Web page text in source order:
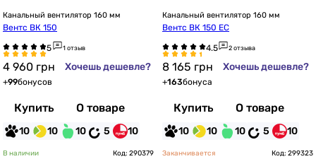
Канальный вентилятор 160 мм
Вентс ВК 150
1 отзыв
4 960 грн Хочешь дешевле?
+99бонусов
Купить О товаре
10 10 10 5 10
Канальный вентилятор 160 мм
Вентс ВК 150 ЕС
2 отзыва
8 165 грн Хочешь дешевле?
+163бонуса
Купить О товаре
10 10 10 5 10
В наличии Код: 290379 Заканчивается Код: 299323